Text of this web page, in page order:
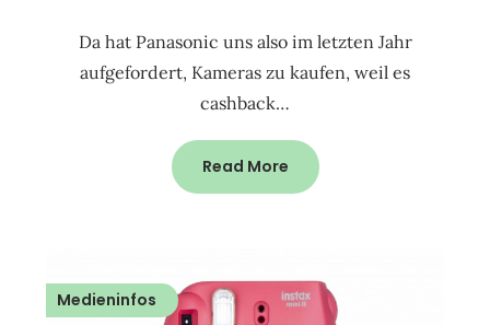
Da hat Panasonic uns also im letzten Jahr
aufgefordert, Kameras zu kaufen, weil es
cashback…
Read More
Medieninfos